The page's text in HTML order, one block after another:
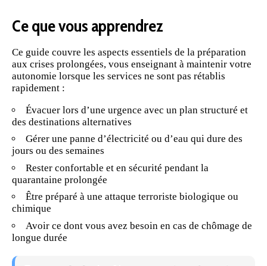
Ce que vous apprendrez
Ce guide couvre les aspects essentiels de la préparation
aux crises prolongées, vous enseignant à maintenir votre
autonomie lorsque les services ne sont pas rétablis
rapidement :
Évacuer lors d’une urgence avec un plan structuré et
des destinations alternatives
Gérer une panne d’électricité ou d’eau qui dure des
jours ou des semaines
Rester confortable et en sécurité pendant la
quarantaine prolongée
Être préparé à une attaque terroriste biologique ou
chimique
Avoir ce dont vous avez besoin en cas de chômage de
longue durée